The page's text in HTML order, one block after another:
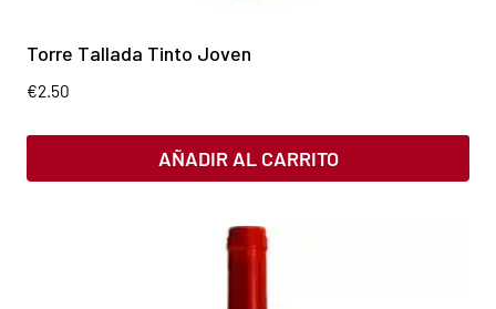
Torre Tallada Tinto Joven
€2.50
AÑADIR AL CARRITO